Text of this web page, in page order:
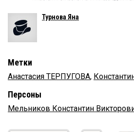
Турнова Яна
Метки
Анастасия ТЕРПУГОВА,
Персоны
Мельников Константин